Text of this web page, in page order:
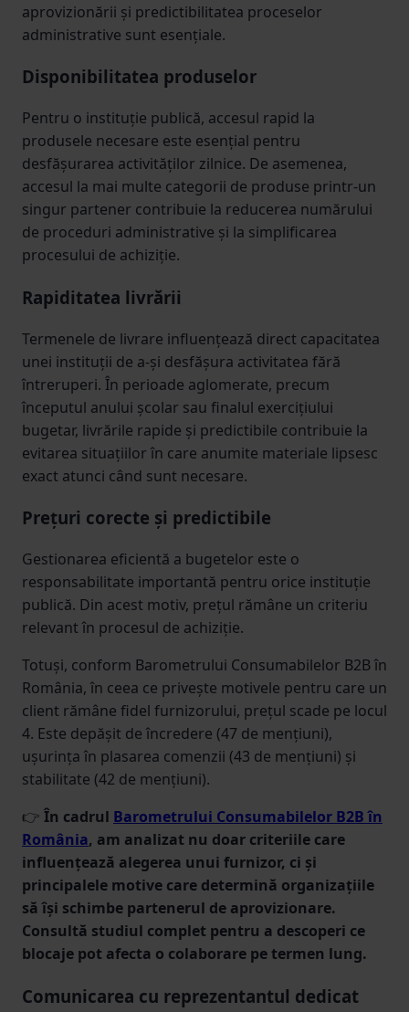
aprovizionării și predictibilitatea proceselor
administrative sunt esențiale.
Disponibilitatea produselor
Pentru o instituție publică, accesul rapid la
produsele necesare este esențial pentru
desfășurarea activităților zilnice. De asemenea,
accesul la mai multe categorii de produse printr-un
singur partener contribuie la reducerea numărului
de proceduri administrative și la simplificarea
procesului de achiziție.
Rapiditatea livrării
Termenele de livrare influențează direct capacitatea
unei instituții de a-și desfășura activitatea fără
întreruperi. În perioade aglomerate, precum
începutul anului școlar sau finalul exercițiului
bugetar, livrările rapide și predictibile contribuie la
evitarea situațiilor în care anumite materiale lipsesc
exact atunci când sunt necesare.
Prețuri corecte și predictibile
Gestionarea eficientă a bugetelor este o
responsabilitate importantă pentru orice instituție
publică. Din acest motiv, prețul rămâne un criteriu
relevant în procesul de achiziție.
Totuși, conform Barometrului Consumabilelor B2B în
România, în ceea ce privește motivele pentru care un
client rămâne fidel furnizorului, prețul scade pe locul
4. Este depășit de încredere (47 de mențiuni),
ușurința în plasarea comenzii (43 de mențiuni) și
stabilitate (42 de mențiuni).
👉 În cadrul Barometrului Consumabilelor B2B în
România, am analizat nu doar criteriile care
influențează alegerea unui furnizor, ci și
principalele motive care determină organizațiile
să își schimbe partenerul de aprovizionare.
Consultă studiul complet pentru a descoperi ce
blocaje pot afecta o colaborare pe termen lung.
Comunicarea cu reprezentantul dedicat